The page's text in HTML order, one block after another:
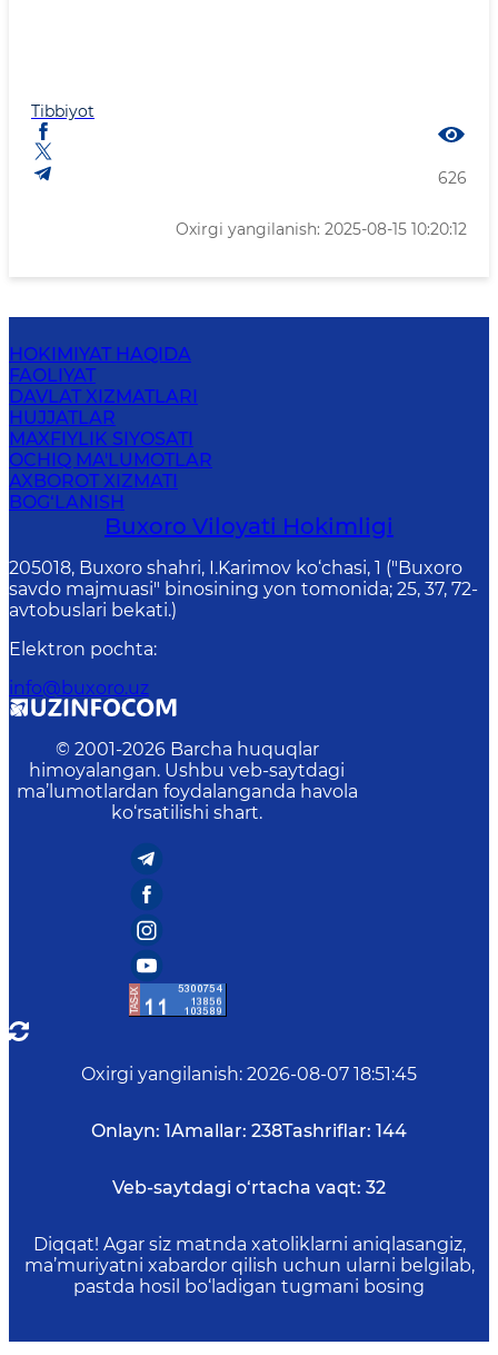
Tibbiyot
626
Oxirgi yangilanish: 2025-08-15 10:20:12
HOKIMIYAT HAQIDA
FAOLIYAT
DAVLAT XIZMATLARI
HUJJATLAR
MAXFIYLIK SIYOSATI
OCHIQ MA'LUMOTLAR
AXBOROT XIZMATI
BOG‘LANISH
Buxoro Viloyati Hokimligi
205018, Buхоrо shahri, I.Karimov ko‘chаsi, 1 ("Buxoro
savdo majmuasi" binosining yon tomonida; 25, 37, 72-
avtobuslari bekati.)
Elektron pochta:
info@buxoro.uz
© 2001-2026 Barcha huquqlar
himoyalangan. Ushbu veb-saytdagi
ma’lumotlardan foydalanganda havola
ko‘rsatilishi shart.
Oxirgi yangilanish: 2026-08-07 18:51:45
Onlayn: 1Amallar: 238Tashriflar: 144
Veb-saytdagi o‘rtacha vaqt: 32
Diqqat! Agar siz matnda xatoliklarni aniqlasangiz,
ma’muriyatni xabardor qilish uchun ularni belgilab,
pastda hosil bo‘ladigan tugmani bosing